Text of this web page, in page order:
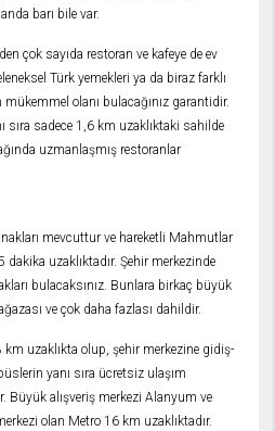
barı bile var.
çok sayıda restoran ve kafeye de ev
Türk yemekleri ya da biraz farklı
olanı bulacağınız garantidir.
sıra sadece 1,6 km uzaklıktaki sahilde
uzmanlaşmış restoranlar
mevcuttur ve hareketli Mahmutlar
dakika uzaklıktadır. Şehir merkezinde
bulacaksınız. Bunlara birkaç büyük
ve çok daha fazlası dahildir.
uzaklıkta olup, şehir merkezine gidiş-
yanı sıra ücretsiz ulaşım
Büyük alışveriş merkezi Alanyum ve
olan Metro 16 km uzaklıktadır.